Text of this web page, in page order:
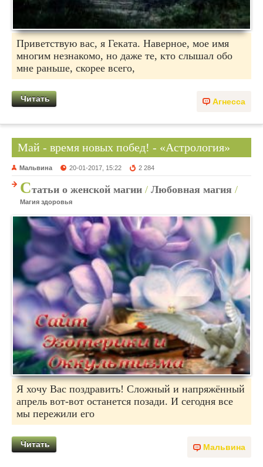
Приветствую вас, я Геката. Наверное, мое имя
многим незнакомо, но даже те, кто слышал обо
мне раньше, скорее всего,
Агнесса
Читать
Май - время новых побед! - «Астрология»
Мальвина 20-01-2017, 15:22 2 284
Статьи о женской магии / Любовная магия /
Магия здоровья
Я хочу Вас поздравить! Сложный и напряжённый
апрель вот-вот останется позади. И сегодня все
мы пережили его
Мальвина
Читать